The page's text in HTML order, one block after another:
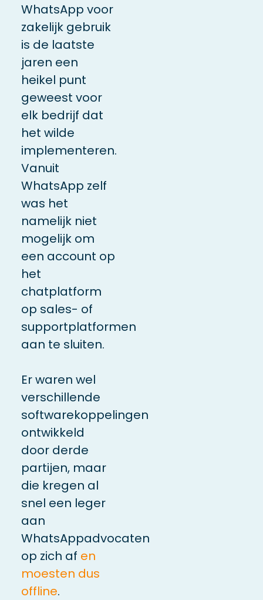
WhatsApp voor
zakelijk gebruik
is de laatste
jaren een
heikel punt
geweest voor
elk bedrijf dat
het wilde
implementeren.
Vanuit
WhatsApp zelf
was het
namelijk niet
mogelijk om
een account op
het
chatplatform
op sales- of
supportplatformen
aan te sluiten.
Er waren wel
verschillende
softwarekoppelingen
ontwikkeld
door derde
partijen, maar
die kregen al
snel een leger
aan
WhatsAppadvocaten
op zich af en
moesten dus
offline.